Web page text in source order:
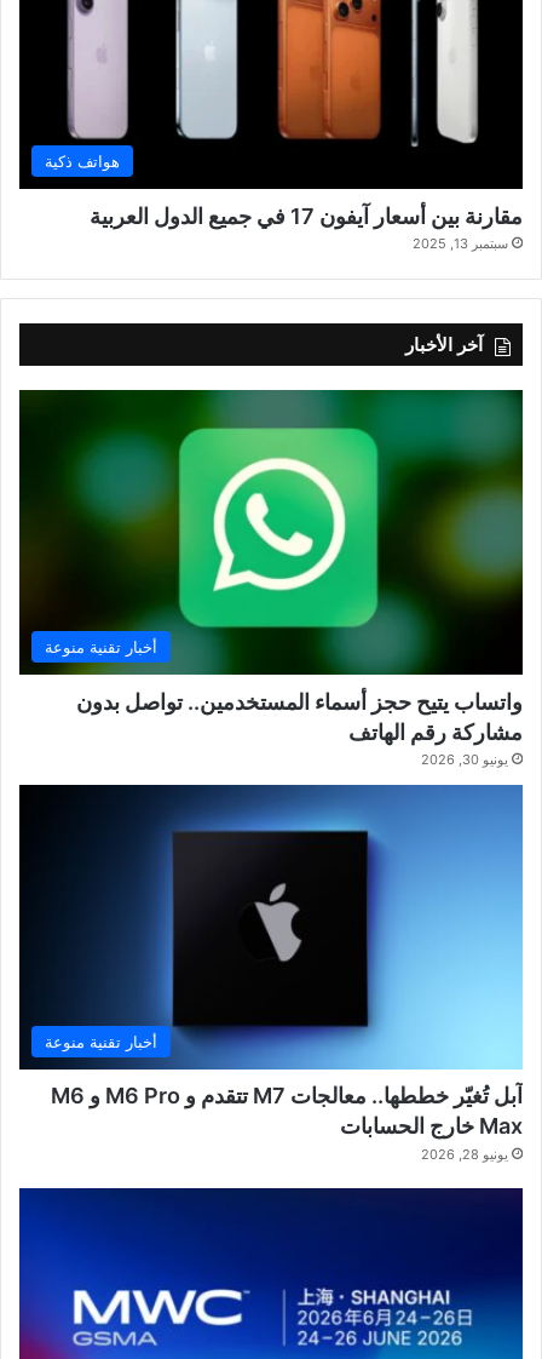
هواتف ذكية
مقارنة بين أسعار آيفون 17 في جميع الدول العربية
سبتمبر 13, 2025
آخر الأخبار
أخبار تقنية منوعة
واتساب يتيح حجز أسماء المستخدمين.. تواصل بدون
مشاركة رقم الهاتف
يونيو 30, 2026
أخبار تقنية منوعة
آبل تُغيّر خططها.. معالجات M7 تتقدم و M6 Pro و M6
Max خارج الحسابات
يونيو 28, 2026